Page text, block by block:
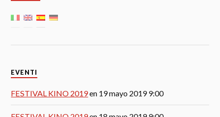
EVENTI
FESTIVAL KINO 2019en 19 mayo 2019 9:00